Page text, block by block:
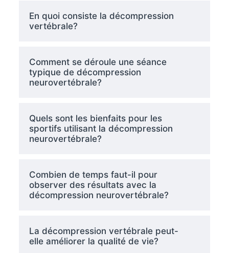
En quoi consiste la décompression
vertébrale?
Comment se déroule une séance
typique de décompression
neurovertébrale?
Quels sont les bienfaits pour les
sportifs utilisant la décompression
neurovertébrale?
Combien de temps faut-il pour
observer des résultats avec la
décompression neurovertébrale?
La décompression vertébrale peut-
elle améliorer la qualité de vie?